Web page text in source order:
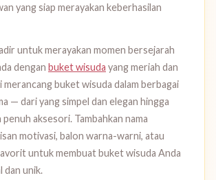
yang siap merayakan keberhasilan
untuk merayakan momen bersejarah
dengan buket wisuda yang meriah dan
merancang buket wisuda dalam berbagai
— dari yang simpel dan elegan hingga
aksesori. Tambahkan nama
motivasi, balon warna-warni, atau
untuk membuat buket wisuda Anda
dan unik.